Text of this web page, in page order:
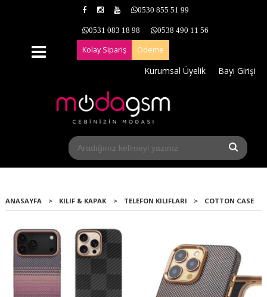
0530 855 51 99
0531 083 18 98 0538 490 11 56
Kolay Sipariş Ödeme
Kurumsal Üyelik Bayi Girişi
ANASAYFA > KILIF & KAPAK > TELEFON KILIFLARI > COTTON CASE